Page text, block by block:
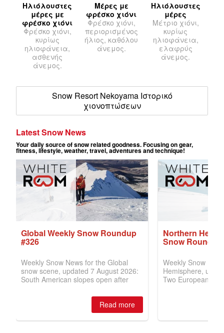
Ηλιόλουστες
μέρες με
φρέσκο χιόνι
Φρέσκο χιόνι,
κυρίως
ηλιοφάνεια,
ασθενής
άνεμος.
Μέρες με
φρέσκο χιόνι
Φρέσκο χιόνι,
περιορισμένος
ήλιος, καθόλου
άνεμος.
Ηλιόλουστες
μέρες
Μέτριο χιόνι,
κυρίως
ηλιοφάνεια,
ελαφρύς
άνεμος.
Snow Resort Nekoyama Ιστορικό
χιονοπτώσεων